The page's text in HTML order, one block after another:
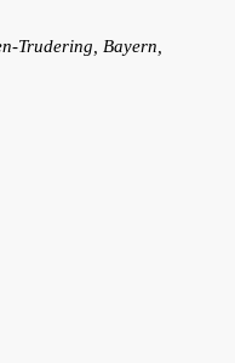
Trudering, Bayern,